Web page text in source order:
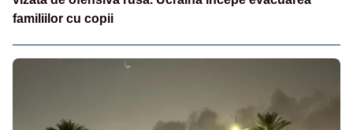
familiilor cu copii